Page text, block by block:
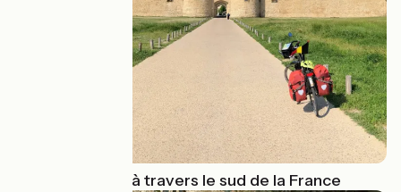
1000 km à vélo à travers le sud de la France